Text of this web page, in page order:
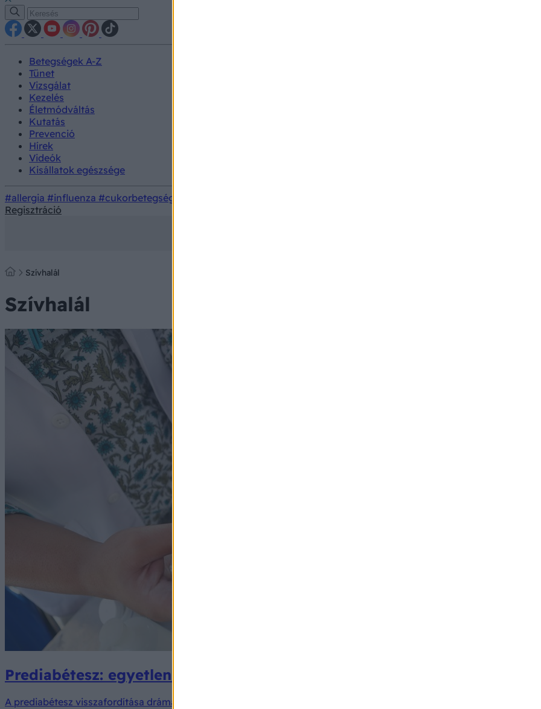
Betegségek A-Z
Tünet
Vizsgálat
Kezelés
Életmódváltás
Kutatás
Prevenció
Hírek
Videók
Kisállatok egészsége
#allergia #influenza #cukorbetegség
Regisztráció
Szívhalál
Szívhalál
Prediabétesz: egyetlen laborérték döntheti el, mennyivel lesz hosszabb
A prediabétesz visszafordítása drámaian csökkenti a szívhalál kockázatát, évtizedekkel hosszabbíthatja meg az életet.